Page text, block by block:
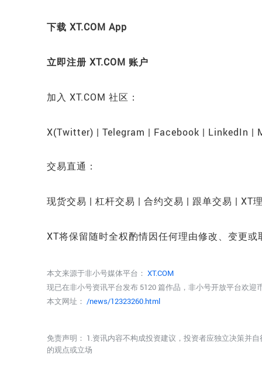
下载 XT.COM App
立即注册 XT.COM 账户
加入 XT.COM 社区：
X(Twitter) | Telegram | Facebook | LinkedIn |
交易直通：
现货交易 | 杠杆交易 | 合约交易 | 跟单交易 | XT
XT将保留随时全权酌情因任何理由修改、变更
本文来源于非小号媒体平台： XT.COM
现已在非小号资讯平台发布 5120 篇作品，非小号开放平台欢迎
本文网址： /news/12323260.html
免责声明： 1.资讯内容不构成投资建议，投资者应独立决策并
的观点或立场